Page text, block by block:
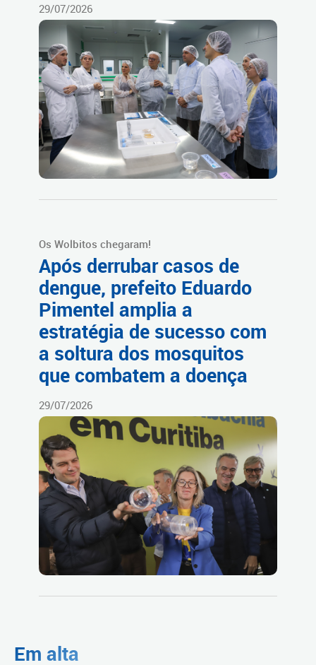
29/07/2026
Os Wolbitos chegaram!
Após derrubar casos de
dengue, prefeito Eduardo
Pimentel amplia a
estratégia de sucesso com
a soltura dos mosquitos
que combatem a doença
29/07/2026
Em alta